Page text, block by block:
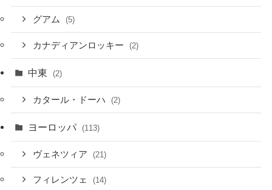
グアム (5)
カナディアンロッキー (2)
中東 (2)
カタール・ドーハ (2)
ヨーロッパ (113)
ヴェネツィア (21)
フィレンツェ (14)